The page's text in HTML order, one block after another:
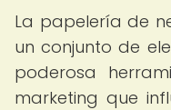
La papelería de
un conjunto de
poderosa
marketing que